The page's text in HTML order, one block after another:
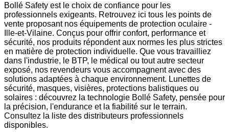
Bollé Safety est le choix de confiance pour les
professionnels exigeants. Retrouvez ici tous les points de
vente proposant nos équipements de protection oculaire -
Ille-et-Vilaine. Conçus pour offrir confort, performance et
sécurité, nos produits répondent aux normes les plus strictes
en matière de protection individuelle. Que vous travailliez
dans l'industrie, le BTP, le médical ou tout autre secteur
exposé, nos revendeurs vous accompagnent avec des
solutions adaptées à chaque environnement. Lunettes de
sécurité, masques, visières, protections balistiques ou
solaires : découvrez la technologie Bollé Safety, pensée pour
la précision, l'endurance et la fiabilité sur le terrain.
Consultez la liste des distributeurs professionnels
disponibles.